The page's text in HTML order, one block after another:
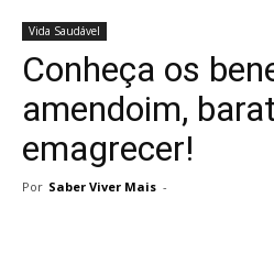
Vida Saudável
Conheça os
amendoim,
emagrecer!
Por Saber Viver Mais -